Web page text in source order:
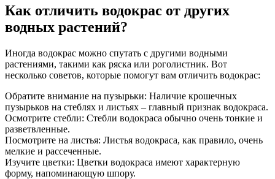
Как отличить водокрас от других
водных растений?
Иногда водокрас можно спутать с другими водными
растениями, такими как ряска или роголистник. Вот
несколько советов, которые помогут вам отличить водокрас:
Обратите внимание на пузырьки: Наличие крошечных
пузырьков на стеблях и листьях – главный признак водокраса.
Осмотрите стебли: Стебли водокраса обычно очень тонкие и
разветвленные.
Посмотрите на листья: Листья водокраса, как правило, очень
мелкие и рассеченные.
Изучите цветки: Цветки водокраса имеют характерную
форму, напоминающую шпору.